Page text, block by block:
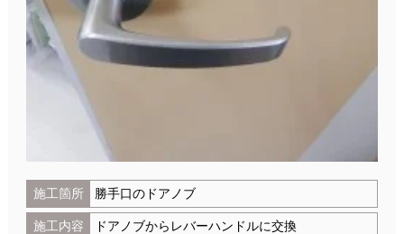
施工箇所 勝手口のドアノブ
施工内容 ドアノブからレバーハンドルに交換